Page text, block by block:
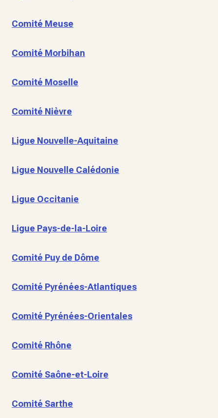
Comité Meuse
Comité Morbihan
Comité Moselle
Comité Nièvre
Ligue Nouvelle-Aquitaine
Ligue Nouvelle Calédonie
Ligue Occitanie
Ligue Pays-de-la-Loire
Comité Puy de Dôme
Comité Pyrénées-Atlantiques
Comité Pyrénées-Orientales
Comité Rhône
Comité Saône-et-Loire
Comité Sarthe